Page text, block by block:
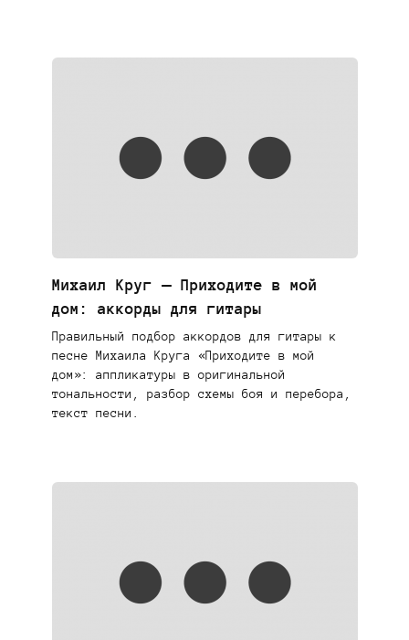
Михаил Круг — Приходите в мой
дом: аккорды для гитары
Правильный подбор аккордов для гитары к
песне Михаила Круга «Приходите в мой
дом»: аппликатуры в оригинальной
тональности, разбор схемы боя и перебора,
текст песни.